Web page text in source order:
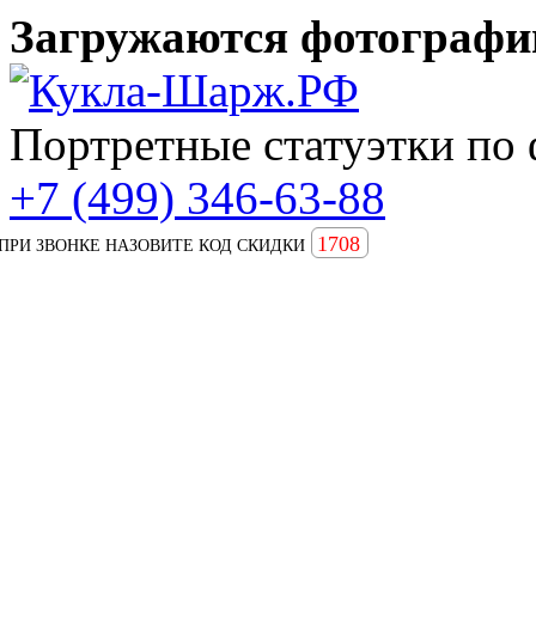
Загружаются
Портретные статуэтки по
+7 (499) 346-63-88
ЗВОНКЕ НАЗОВИТЕ КОД СКИДКИ 1708